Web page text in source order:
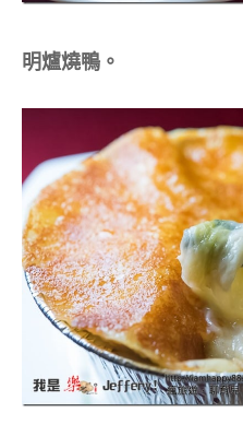
明爐燒鴨。